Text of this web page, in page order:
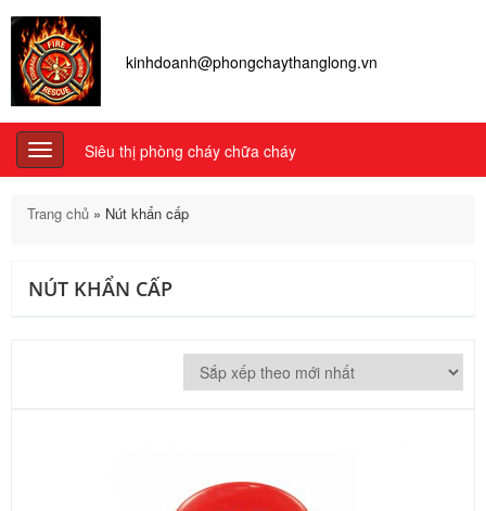
kinhdoanh@phongchaythanglong.vn
Toggle
navigation
Siêu thị phòng cháy chữa cháy
Trang chủ » Nút khẩn cấp
NÚT KHẨN CẤP